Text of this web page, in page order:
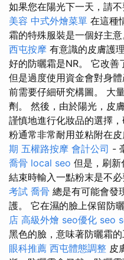
如果您在陽光下一天，請
美容 中式外燴菜單 在這種
霜的特殊服裝是一個好主意
西屯按摩 有意識的皮膚護
好的防曬霜是NR。 它改善
但是過度使用資金會對身
前需要仔細研究構圖。 大
劑。 然後，由於陽光，皮
謹慎地進行化妝品的選擇，
粉通常非常耐用並粘附在
期 五權路按摩 會計公司 -
喬骨 local seo 但是，刷新
結束時輸入一點粉末是不必
考試 喬骨 總是有可能會發
護。 它在濕的臉上保留防
店 高級外燴 seo優化 seo
黑色的臉，意味著防曬霜
眼科推薦 西屯體態調整 皮